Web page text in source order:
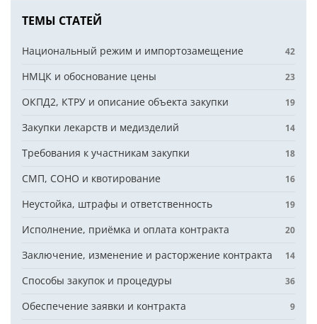
ТЕМЫ СТАТЕЙ
Национальный режим и импортозамещение 42
НМЦК и обоснование цены 23
ОКПД2, КТРУ и описание объекта закупки 19
Закупки лекарств и медизделий 14
Требования к участникам закупки 18
СМП, СОНО и квотирование 16
Неустойка, штрафы и ответственность 19
Исполнение, приёмка и оплата контракта 20
Заключение, изменение и расторжение контракта 14
Способы закупок и процедуры 36
Обеспечение заявки и контракта 9